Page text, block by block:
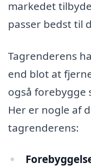
markedet
passer bedst til
Tagrenderens
end blot at
også forebygge
Her er nogle af
tagrenderens: